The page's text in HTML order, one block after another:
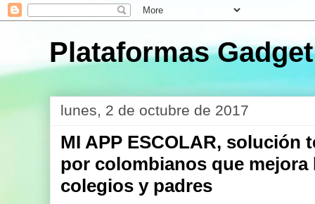
Plataformas Gadget
lunes, 2 de octubre de 2017
MI APP ESCOLAR, ​​solución
por colombianos que
colegios y padres